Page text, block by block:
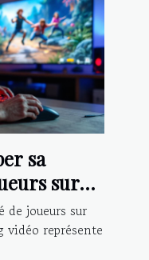
sa
sur
de joueurs sur
représente